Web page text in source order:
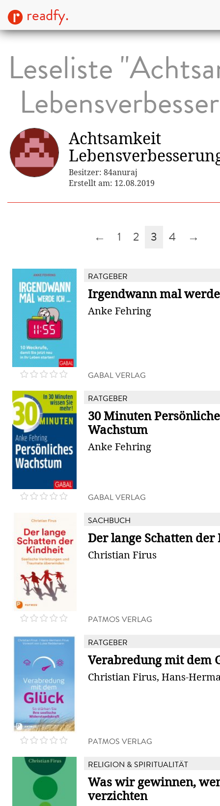
readfy.
Leseliste
Achtsamkeit
Besitzer: 84anuraj
Erstellt am: 12.08.2019
← 1 2 3 4 →
RATGEBER
Irgendwann mal
Anke Fehring
GABAL VERLAG
RATGEBER
30 Minuten
Wachstum
Anke Fehring
GABAL VERLAG
SACHBUCH
Der lange Schatten
Christian Firus
PATMOS VERLAG
RATGEBER
Verabredung mit dem
Christian Firus, Hans-
PATMOS VERLAG
RELIGION & SPIRITUALITÄT
Was wir gewinnen,
verzichten